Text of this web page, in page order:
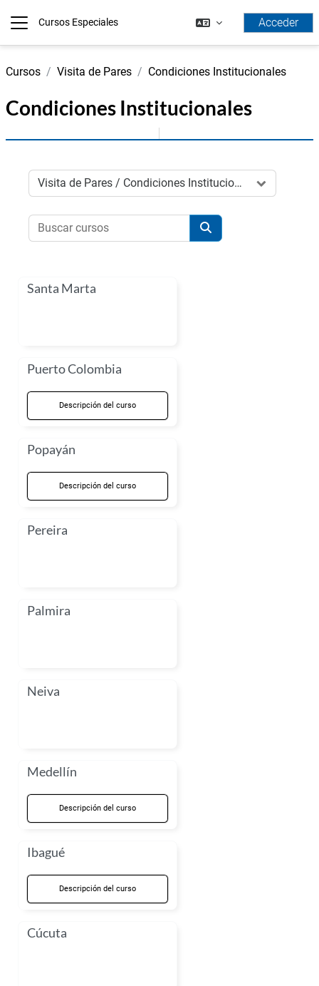
Cursos Especiales Acceder
Cursos Visita de Pares Condiciones Institucionales
Condiciones Institucionales
Categorías
Buscar cursos
Buscar cursos
Santa Marta
Puerto Colombia
Descripción del curso
Popayán
Descripción del curso
Pereira
Palmira
Neiva
Medellín
Descripción del curso
Ibagué
Descripción del curso
Cúcuta